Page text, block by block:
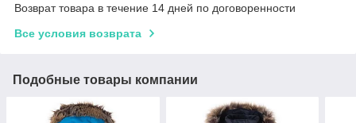
Возврат товара в течение 14 дней по договоренности
Все условия возврата
Подобные товары компании